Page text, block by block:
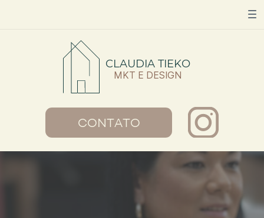
CLAUDIA TIEKO
MKT E DESIGN
CONTATO